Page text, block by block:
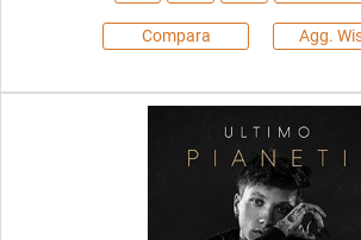
Compara Agg.